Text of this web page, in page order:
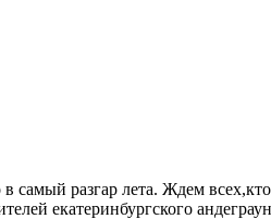
разгар лета. Ждем
екатеринбургского